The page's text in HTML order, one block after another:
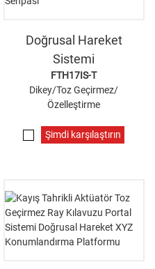
Doğrusal Hareket
Sistemi
FTH17IS-T
Dikey/Toz Geçirmez/
Özelleştirme
Şimdi karşılaştırın